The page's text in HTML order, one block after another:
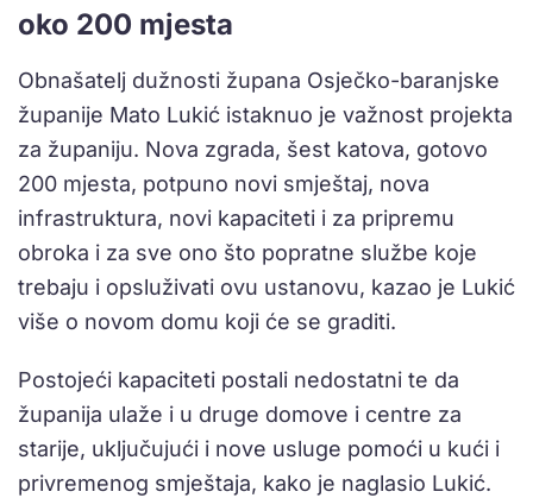
oko 200 mjesta
Obnašatelj dužnosti župana Osječko-baranjske
županije Mato Lukić istaknuo je važnost projekta
za županiju. Nova zgrada, šest katova, gotovo
200 mjesta, potpuno novi smještaj, nova
infrastruktura, novi kapaciteti i za pripremu
obroka i za sve ono što popratne službe koje
trebaju i opsluživati ovu ustanovu, kazao je Lukić
više o novom domu koji će se graditi.
Postojeći kapaciteti postali nedostatni te da
županija ulaže i u druge domove i centre za
starije, uključujući i nove usluge pomoći u kući i
privremenog smještaja, kako je naglasio Lukić.